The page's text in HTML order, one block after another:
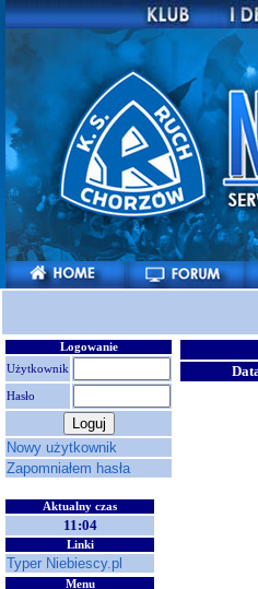
Logowanie
Użytkownik
Hasło
Nowy użytkownik
Zapomniałem hasła
Aktualny czas
11:04
Linki
Typer Niebiescy.pl
Menu